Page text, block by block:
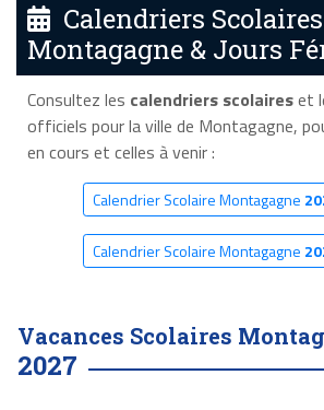
Calendriers Scolaires
Montagagne & Jours
Consultez les calendriers scolaireset
officiels pour la ville de Montagagne,
en cours et celles à venir :
Calendrier Scolaire Montagagne
Calendrier Scolaire Montagagne
Vacances Scolaires
2027